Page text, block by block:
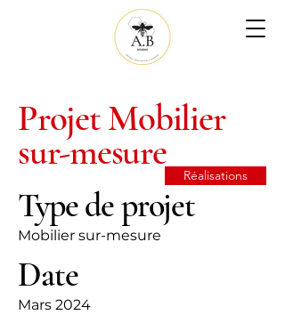
Projet Mobilier
sur-mesure
Type de projet
Mobilier sur-mesure
Date
Mars 2024
Réalisations